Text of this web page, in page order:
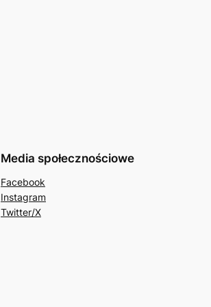
Media społecznościowe
Facebook
Instagram
Twitter/X